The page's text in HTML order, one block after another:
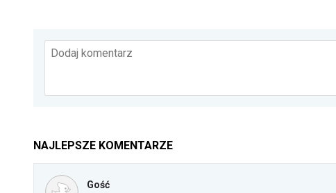
Dodaj komentarz
NAJLEPSZE KOMENTARZE
Gość